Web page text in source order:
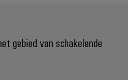
gebied van schakelende